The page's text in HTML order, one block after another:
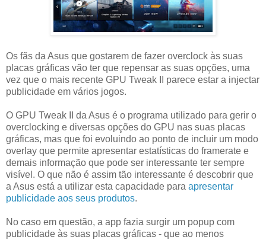
Os fãs da Asus que gostarem de fazer overclock às suas
placas gráficas vão ter que repensar as suas opções, uma
vez que o mais recente GPU Tweak II parece estar a injectar
publicidade em vários jogos.
O GPU Tweak II da Asus é o programa utilizado para gerir o
overclocking e diversas opções do GPU nas suas placas
gráficas, mas que foi evoluindo ao ponto de incluir um modo
overlay que permite apresentar estatísticas do framerate e
demais informação que pode ser interessante ter sempre
visível. O que não é assim tão interessante é descobrir que
a Asus está a utilizar esta capacidade para apresentar
publicidade aos seus produtos.
No caso em questão, a app fazia surgir um popup com
publicidade às suas placas gráficas - que ao menos